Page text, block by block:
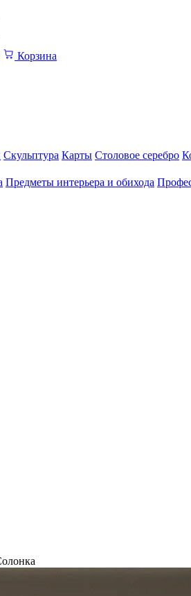
Корзина
Скульптура Карты Столовое серебро
Предметы интерьера и обихода